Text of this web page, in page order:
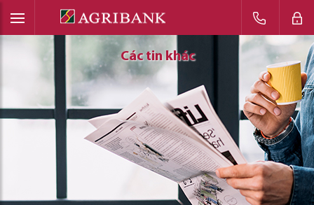
Các tin khác
Các tin khác
Các tin khác